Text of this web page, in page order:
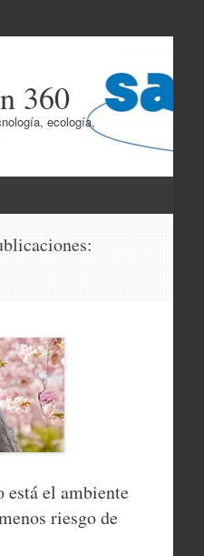
360
ecología,
está el ambiente
riesgo de